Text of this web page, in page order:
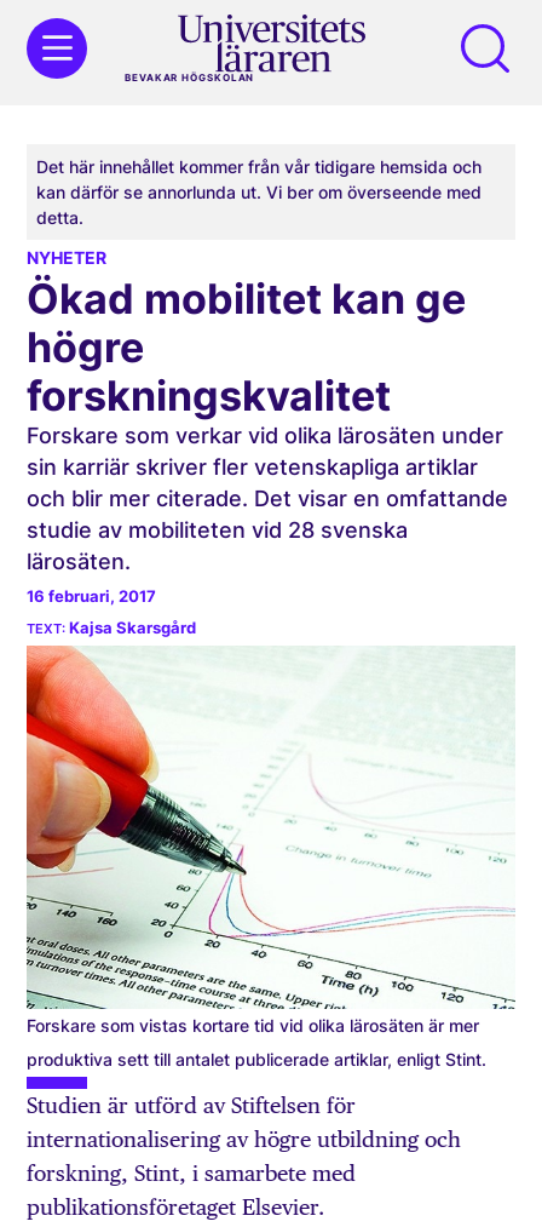
BEVAKAR HÖGSKOLAN
Det här innehållet kommer från vår tidigare hemsida och
kan därför se annorlunda ut. Vi ber om överseende med
detta.
NYHETER
Ökad mobilitet kan ge
högre
forskningskvalitet
Forskare som verkar vid olika lärosäten under
sin karriär skriver fler vetenskapliga artiklar
och blir mer citerade. Det visar en omfattande
studie av mobiliteten vid 28 svenska
lärosäten.
16 februari, 2017
Kajsa Skarsgård
Forskare som vistas kortare tid vid olika lärosäten är mer
produktiva sett till antalet publicerade artiklar, enligt Stint.
Studien är utförd av Stiftelsen för
internationalisering av högre utbildning och
forskning, Stint, i samarbete med
publikationsföretaget Elsevier.